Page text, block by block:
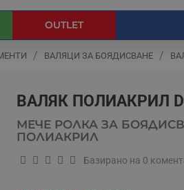
OUTLET
ВАЛЯЦИ ЗА БОЯДИСВАНЕ
ВАЛЯК ПОЛИАКРИЛ
МЕЧЕ РОЛКА ЗА
ПОЛИАКРИЛ
Базирано на 0